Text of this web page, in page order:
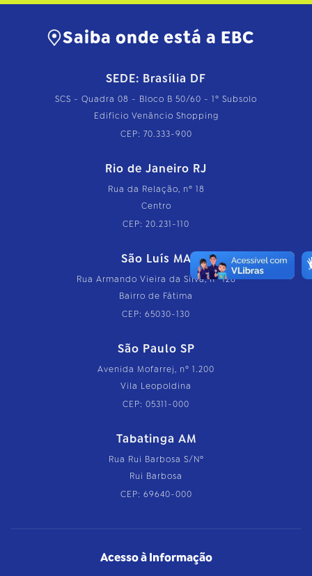
Saiba onde está a EBC
SEDE: Brasília DF
SCS - Quadra 08 - Bloco B 50/60 - 1º Subsolo
Edifício Venâncio Shopping
CEP: 70.333-900
Rio de Janeiro RJ
Rua da Relação, nº 18
Centro
CEP: 20.231-110
São Luís MA
Rua Armando Vieira da Silva, nº 126
Bairro de Fátima
CEP: 65030-130
São Paulo SP
Avenida Mofarrej, nº 1.200
Vila Leopoldina
CEP: 05311-000
Tabatinga AM
Rua Rui Barbosa S/Nº
Rui Barbosa
CEP: 69640-000
Acesso à Informação